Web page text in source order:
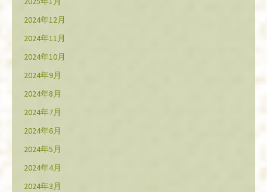
2024年12月
2024年11月
2024年10月
2024年9月
2024年8月
2024年7月
2024年6月
2024年5月
2024年4月
2024年3月